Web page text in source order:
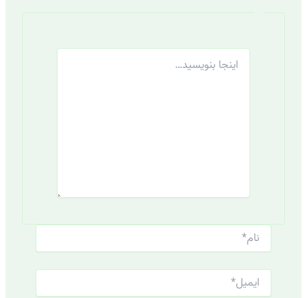
اینجا
بنویسید…
نام*
ایمیل*